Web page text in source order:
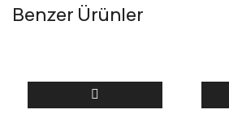
Benzer Ürünler